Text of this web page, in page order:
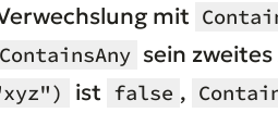
mit
ContainsAny sein
ist false ,